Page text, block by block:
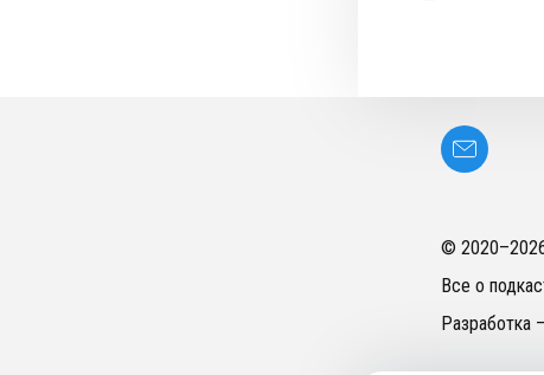
© 2020–
Все о
Разработка